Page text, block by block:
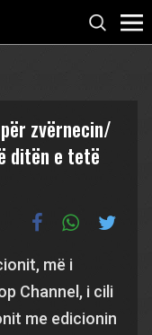
zvërnecin/
ditën e tetë
më i
Channel, i cili
me edicionin